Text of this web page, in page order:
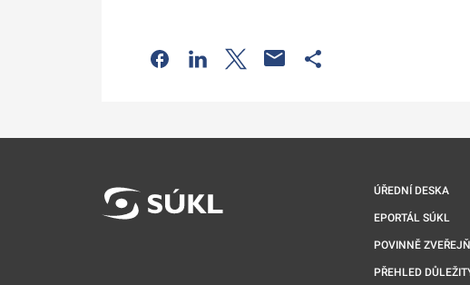
Odkaz se otevře na nové kartě
Odkaz se otevře na nové kartě
Odkaz se otevře na nové kartě
ÚŘEDNÍ DESKA
EPORTÁL SÚKL
POVINNĚ
PŘEHLED